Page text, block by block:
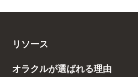
リソース
オラクルが選ばれる理由